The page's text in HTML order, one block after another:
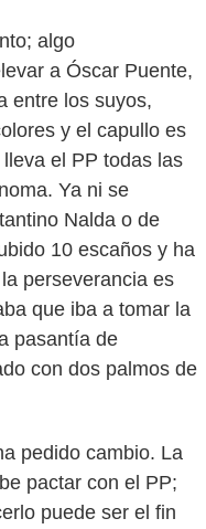
algo
a Óscar Puente,
entre los suyos,
y el capullo es
el PP todas las
Ya ni se
Nalda o de
10 escaños y ha
perseverancia es
que iba a tomar la
pasantía de
con dos palmos de
pedido cambio. La
pactar con el PP;
puede ser el fin